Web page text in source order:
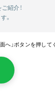
紹介！
。
へ」ボタンを押して